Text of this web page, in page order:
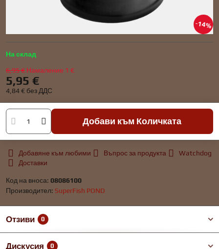
14%
На склад
6,95 € Намаление 1 €
5,95 €
4,84 € без ДДС
Добави към Количката
Добавяне към любими Въпрос за продукта
Watchdog
Доставки
Код на вноса: 08086100
Производител: SuperFish POND
Отзиви 0
Дискусия 0